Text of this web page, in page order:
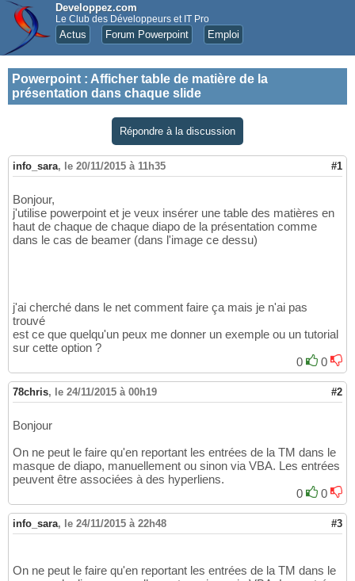
Developpez.com
Le Club des Développeurs et IT Pro
Actus Forum Powerpoint Emploi
Powerpoint : Afficher table de matière de la
présentation dans chaque slide
Répondre à la discussion
info_sara, le 20/11/2015 à 11h35 #1
Bonjour,
j'utilise powerpoint et je veux insérer une table des matières en
haut de chaque de chaque diapo de la présentation comme
dans le cas de beamer (dans l'image ce dessu)
j'ai cherché dans le net comment faire ça mais je n'ai pas
trouvé
est ce que quelqu'un peux me donner un exemple ou un tutorial
sur cette option ?
0
0
78chris, le 24/11/2015 à 00h19 #2
Bonjour
On ne peut le faire qu'en reportant les entrées de la TM dans le
masque de diapo, manuellement ou sinon via VBA. Les entrées
peuvent être associées à des hyperliens.
0
0
info_sara, le 24/11/2015 à 22h48 #3
On ne peut le faire qu'en reportant les entrées de la TM dans le